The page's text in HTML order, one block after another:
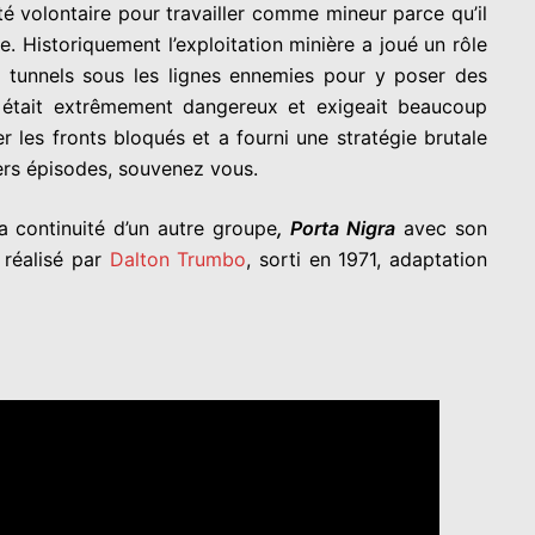
volontaire pour travailler comme mineur parce qu’il
l’exploitation minière a joué un rôle
sous les lignes ennemies pour y poser des
extrêmement dangereux et exigeait beaucoup
les fronts bloqués et a fourni une stratégie brutale
épisodes, souvenez vous.
continuité d’un autre groupe, Porta Nigra avec son
par Dalton Trumbo, sorti en 1971, adaptation